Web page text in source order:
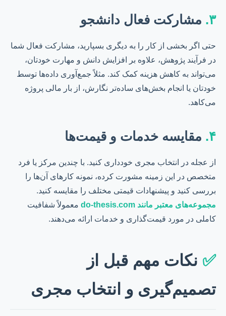
۳. مشارکت فعال دانشجو
حتی اگر بخشی از کار را به دیگری بسپارید، مشارکت فعال شما
در فرآیند پژوهش، علاوه بر افزایش دانش و مهارت خودتان،
می‌تواند به کاهش هزینه کمک کند. مثلاً جمع‌آوری داده‌ها توسط
خودتان یا انجام بخش‌های ساده‌تر نگارش، از بار مالی پروژه
می‌کاهد.
۴. مقایسه خدمات و قیمت‌ها
از عجله در انتخاب مجری خودداری کنید. با چندین مرکز یا فرد
متخصص در این زمینه مشورت کرده، نمونه کارهای آن‌ها را
بررسی کنید و پیشنهادات قیمتی مختلف را مقایسه کنید.
مجموعه‌های معتبر مانند do-thesis.com
معمولاً شفافیت
کاملی در مورد قیمت‌گذاری و خدمات ارائه می‌دهند.
✅ نکات مهم قبل از
تصمیم‌گیری و انتخاب مجری